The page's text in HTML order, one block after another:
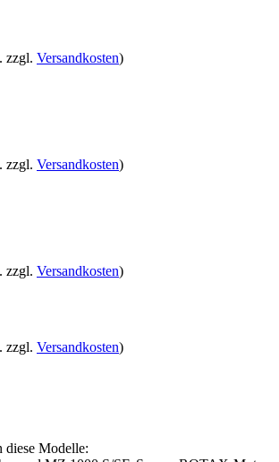
zzgl. Versandkosten)
zzgl. Versandkosten)
zzgl. Versandkosten)
zzgl. Versandkosten)
diese Modelle: